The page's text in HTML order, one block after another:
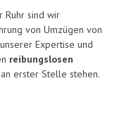
Ruhr sind wir
von Umzügen von
Expertise und
reibungslosen
erster Stelle stehen.